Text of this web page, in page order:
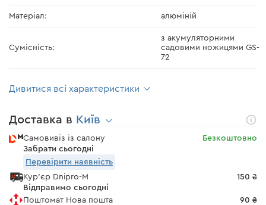
Матеріал: алюміній
Сумісність:
з акумуляторними
садовими ножицями GS-
72
Дивитися всі характеристики
Доставка в Київ
Самовивіз із салону
Забрати сьогодні
Безкоштовно
Перевірити наявність
Кур'єр Dnipro-M
Відправимо сьогодні
150 ₴
Поштомат Нова пошта
90 ₴